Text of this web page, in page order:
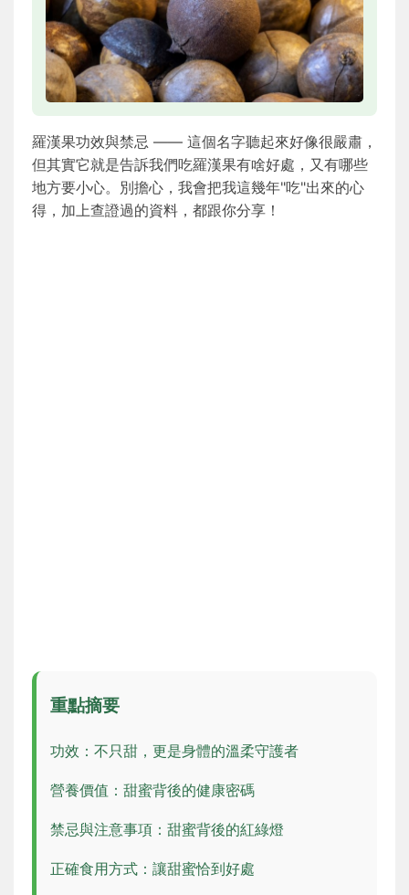
羅漢果功效與禁忌 —— 這個名字聽起來好像很嚴肅，
但其實它就是告訴我們吃羅漢果有啥好處，又有哪些
地方要小心。別擔心，我會把我這幾年"吃"出來的心
得，加上查證過的資料，都跟你分享！
重點摘要
功效：不只甜，更是身體的溫柔守護者
營養價值：甜蜜背後的健康密碼
禁忌與注意事項：甜蜜背後的紅綠燈
正確食用方式：讓甜蜜恰到好處